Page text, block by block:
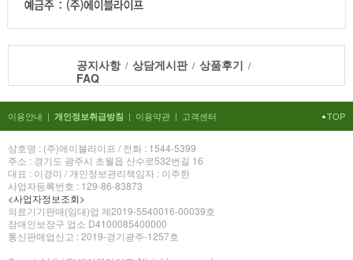
공지사항/ 상담게시판/ 상품후기 /
FAQ
이용안내 | 개인정보취급방침 | 이용약관 | 고객센터 TOP
상호명 : (주)에이블라이프 / 전화 : 1544-5399
주소 : 경기도 광주시 초월읍 산수로532번길 16
대표 : 이경미 / 개인정보관리책임자 : 이주한
사업자등록번호 : 129-86-83873
<사업자정보조회>
의료기기판매(임대)업 제2019-5540016-00039호
장애인보장구 업소 D4100085400000
통신판매업신고 : 2019-경기광주-1257호